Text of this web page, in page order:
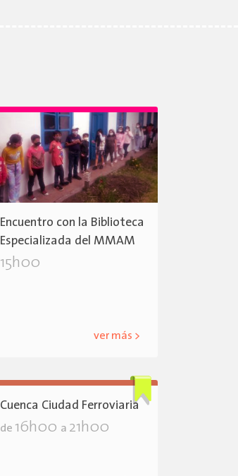
Encuentro con la Biblioteca
Especializada del MMAM
15h00
ver más >
Cuenca Ciudad Ferroviaria
de 16h00 a 21h00